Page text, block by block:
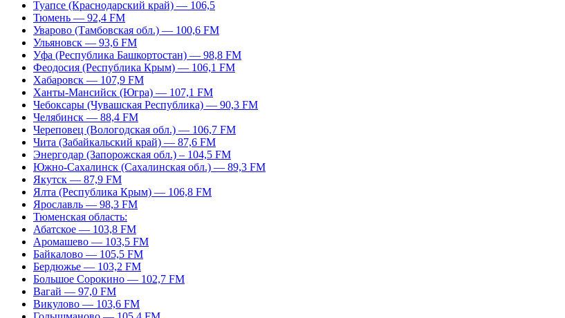
Туапсе (Краснодарский край) — 106,5
Тюмень — 92,4 FM
Уварово (Тамбовская обл.) — 100,6 FM
Ульяновск — 93,6 FM
Уфа (Республика Башкортостан) — 98,8 FM
Феодосия (Республика Крым) — 106,1 FM
Хабаровск — 107,9 FM
Ханты-Мансийск (Югра) — 107,1 FM
Чебоксары (Чувашская Республика) — 90,3 FM
Челябинск — 88,4 FM
Череповец (Вологодская обл.) — 106,7 FM
Чита (Забайкальский край) — 87,6 FM
Энергодар (Запорожская обл.) – 104,5 FM
Южно-Сахалинск (Сахалинская обл.) — 89,3 FM
Якутск — 87,9 FM
Ялта (Республика Крым) — 106,8 FM
Ярославль — 98,3 FM
Тюменская область:
Абатское — 103,8 FM
Аромашево — 103,5 FM
Байкалово — 105,5 FM
Бердюжье — 103,2 FM
Большое Сорокино — 102,7 FM
Вагай — 97,0 FM
Викулово — 103,6 FM